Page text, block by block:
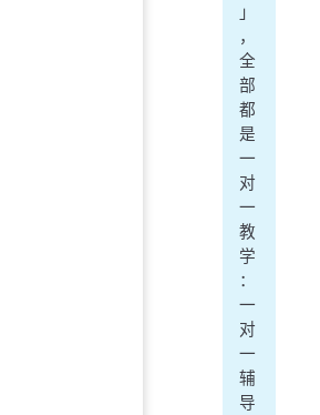
」
，
全
部
都
是
一
对
一
教
学
：
一
对
一
辅
导